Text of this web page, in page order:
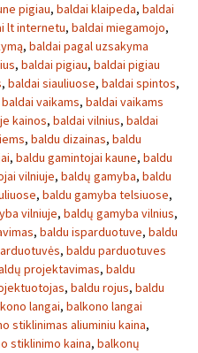
pigiau, baldai klaipeda, baldai
lt internetu, baldai miegamojo,
, baldai pagal uzsakyma
, baldai pigiau, baldai pigiau
, baldai siauliuose, baldai spintos,
baldai vaikams, baldai vaikams
kainos, baldai vilnius, baldai
, baldu dizainas, baldu
, baldu gamintojai kaune, baldu
vilniuje, baldų gamyba, baldu
, baldu gamyba telsiuose,
vilniuje, baldų gamyba vilnius,
, baldu isparduotuve, baldu
, baldu parduotuves
projektavimas, baldu
, baldu rojus, baldu
langai, balkono langai
stiklinimas aliuminiu kaina,
stiklinimo kaina, balkonų